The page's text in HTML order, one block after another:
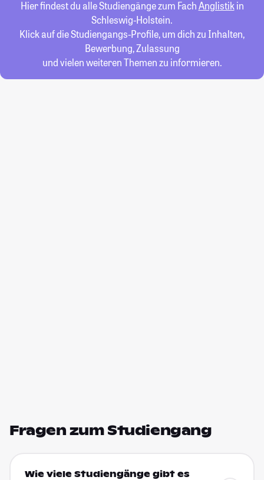
Hier findest du alle Studiengänge zum FachAnglistikin
Schleswig-Holstein.
Klick auf die Studiengangs-Profile, um dich zu Inhalten,
Bewerbung, Zulassung
und vielen weiteren Themen zu informieren.
Fragen zum Studiengang
Wie viele Studiengänge gibt es